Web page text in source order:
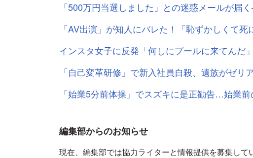
「500万円当選しました」との迷惑メールが
「AV出演」が知人にバレた！「恥ずかしくて
インスタ女子に反発「何しにプールに来てんだ
「自己変革研修」で新入社員自殺、遺族がゼ
「始業5分前体操」でスズキに是正勧告…始業
編集部からのお知らせ
現在、編集部では協力ライターと情報提供を募集し